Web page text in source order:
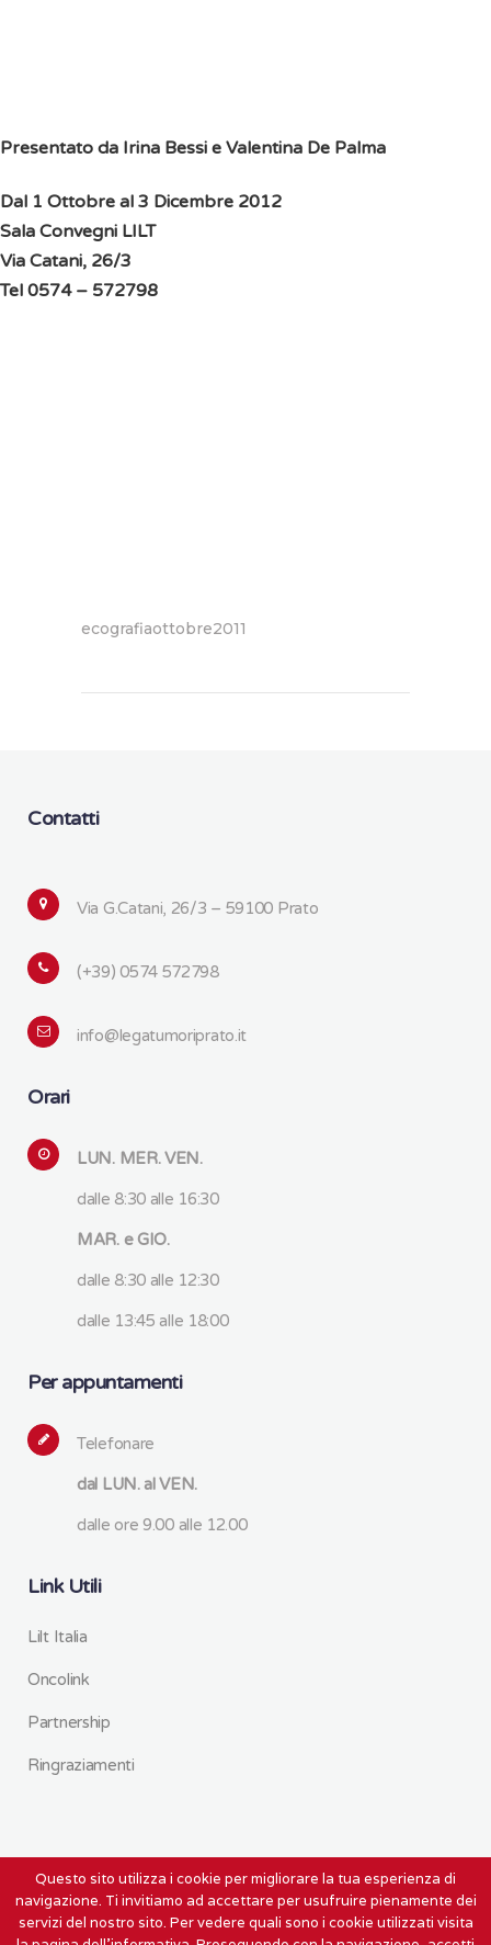
Presentato da Irina Bessi e Valentina De Palma
Dal 1 Ottobre al 3 Dicembre 2012
Sala Convegni LILT
Via Catani, 26/3
Tel 0574 – 572798
ecografiaottobre2011
Contatti
Via G.Catani, 26/3 – 59100 Prato
(+39) 0574 572798
info@legatumoriprato.it
Orari
LUN. MER. VEN.
dalle 8:30 alle 16:30
MAR. e GIO.
dalle 8:30 alle 12:30
dalle 13:45 alle 18:00
Per appuntamenti
Telefonare
dal LUN. al VEN.
dalle ore 9.00 alle 12.00
Link Utili
Lilt Italia
Oncolink
Partnership
Ringraziamenti
Copyright © 2020 L.I.L.T. Prato ODV -P.Iva e C.F.: 01685160978 | by
Designem |Privacy Policy|Cookie Policy– La LILT Di Prato è in
Questo sito utilizza i cookie per migliorare la tua esperienza di
navigazione. Ti invitiamo ad accettare per usufruire pienamente dei
servizi del nostro sito. Per vedere quali sono i cookie utilizzati visita